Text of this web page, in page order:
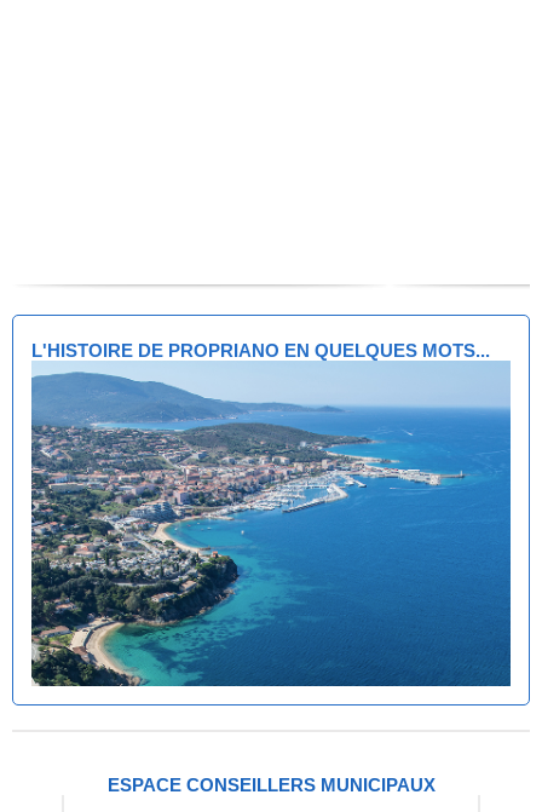
L'HISTOIRE DE PROPRIANO EN QUELQUES MOTS...
ESPACE CONSEILLERS MUNICIPAUX